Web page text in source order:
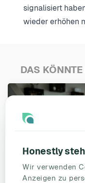
Honestly
Wir verwenden
Anzeigen zu
signalisiert
wieder erhöhen
DAS